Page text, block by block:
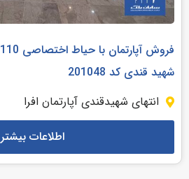
شهید قندی کد 201048
انتهای شهیدقندی آپارتمان افرا
اطلاعات بیشتر